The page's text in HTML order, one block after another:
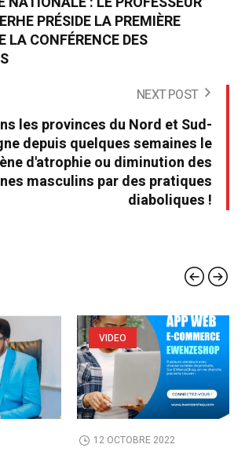
PRÉSIDE LA PREMIÈRE
LA CONFÉRENCE DES
NEXT POST
les provinces du Nord et Sud-
depuis quelques semaines le
d'atrophie ou diminution des
masculins par des pratiques
diaboliques !
VIDEO
12 OCTOBRE 2022